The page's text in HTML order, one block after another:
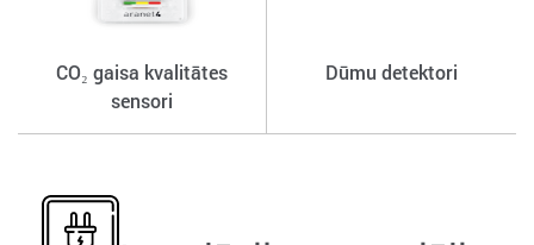
CO₂ gaisa kvalitātes
sensori
Dūmu detektori